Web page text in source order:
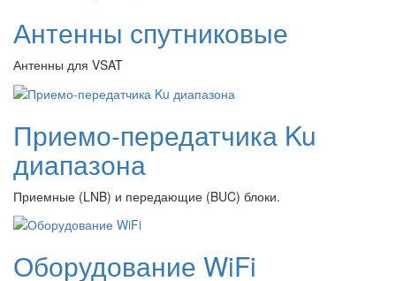
Антенны спутниковые
Антенны для VSAT
Приемо-передатчика Ku
диапазона
Приемные (LNB) и передающие (BUC) блоки.
Оборудование WiFi